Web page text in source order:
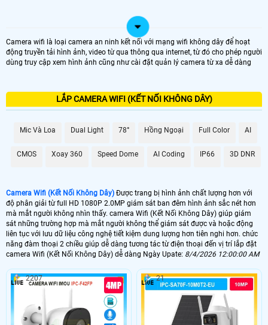
'
Camera wifi là loại camera an ninh kết nối với mạng wifi không dây để hoạt
động truyền tải hình ảnh, video từ qua thông qua internet, từ đó cho phép người
dùng truy cập xem hình ảnh cũng như cài đặt quản lý camera từ xa dễ dàng
LẮP CAMERA WIFI (KẾT NỐI KHÔNG DÂY)
Mic Và Loa Dual Light 78° Hồng Ngoại Full Color AI
CMOS Xoay 360 Speed Dome AI Coding IP66 3D DNR
Camera Wifi (Kết Nối Không Dây) Được trang bị hình ảnh chất lượng hơn với
độ phân giải từ full HD 1080P 2.0MP giám sát ban đêm hình ảnh sắc nét hơn
mà mắt người không nhìn thấy. camera Wifi (Kết Nối Không Dây) giúp giám
sát những trường hợp mà mắt người không thể giám sát được và hoặc động
liên tục với lưu dữ liệu công nghệ tiết kiệm dung lượng hơn tiên nghi hơn. chức
năng đàm thoại 2 chiều giúp dễ dàng tương tác từ điện thoại đến vị trí lắp đặt
camera Wifi (Kết Nối Không Dây) dễ dàng Ngày Upate: 8/4/2026 12:00:00 AM
2207 21